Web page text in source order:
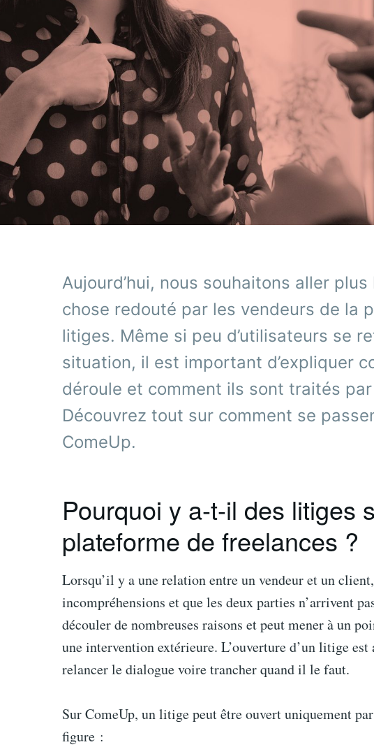
Aujourd’hui, nous souhaitons aller
chose redouté par les vendeurs de la
litiges. Même si peu d’utilisateurs se
situation, il est important d’expliquer
déroule et comment ils sont traités
Découvrez tout sur comment se
ComeUp.
Pourquoi y a-t-il des litiges
plateforme de freelances ?
Lorsqu’il y a une relation entre un vendeur et un
incompréhensions et que les deux parties n’arrivent
découler de nombreuses raisons et peut mener à un
une intervention extérieure. L’ouverture d’un litige
relancer le dialogue voire trancher quand il le faut.
Sur ComeUp, un litige peut être ouvert uniquement
figure :